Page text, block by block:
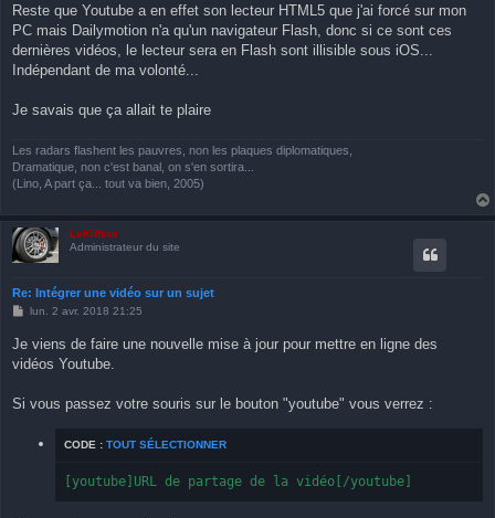
Reste que Youtube a en effet son lecteur HTML5 que j'ai forcé sur mon
PC mais Dailymotion n'a qu'un navigateur Flash, donc si ce sont ces
dernières vidéos, le lecteur sera en Flash sont illisible sous iOS...
Indépendant de ma volonté...
Je savais que ça allait te plaire
Les radars flashent les pauvres, non les plaques diplomatiques,
Dramatique, non c'est banal, on s'en sortira...
(Lino, A part ça... tout va bien, 2005)
LeKiffeur
Administrateur du site
Re: Intégrer une vidéo sur un sujet
M
s
a
lun. 2 avr. 2018 21:25
Je viens de faire une nouvelle mise à jour pour mettre en ligne des
vidéos Youtube.
Si vous passez votre souris sur le bouton "youtube" vous verrez :
CODE : TOUT SÉLECTIONNER
[youtube]URL de partage de la vidéo[/youtube]